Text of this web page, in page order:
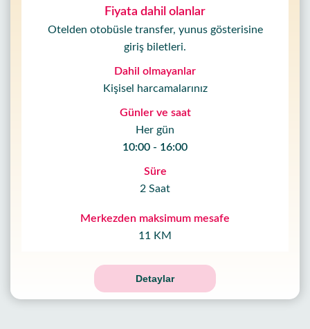
Fiyata dahil olanlar
Otelden otobüsle transfer, yunus gösterisine
giriş biletleri.
Dahil olmayanlar
Kişisel harcamalarınız
Günler ve saat
Her gün
10:00 - 16:00
Süre
2 Saat
Merkezden maksimum mesafe
11 KM
Detaylar